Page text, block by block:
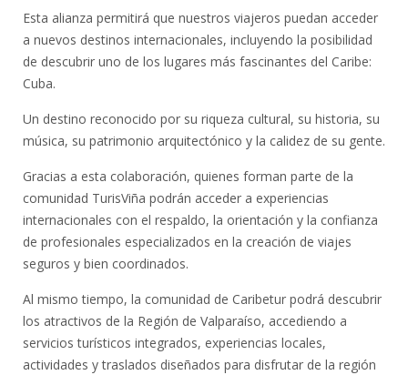
Esta alianza permitirá que nuestros viajeros puedan acceder
a nuevos destinos internacionales, incluyendo la posibilidad
de descubrir uno de los lugares más fascinantes del Caribe:
Cuba.
Un destino reconocido por su riqueza cultural, su historia, su
música, su patrimonio arquitectónico y la calidez de su gente.
Gracias a esta colaboración, quienes forman parte de la
comunidad TurisViña podrán acceder a experiencias
internacionales con el respaldo, la orientación y la confianza
de profesionales especializados en la creación de viajes
seguros y bien coordinados.
Al mismo tiempo, la comunidad de Caribetur podrá descubrir
los atractivos de la Región de Valparaíso, accediendo a
servicios turísticos integrados, experiencias locales,
actividades y traslados diseñados para disfrutar de la región